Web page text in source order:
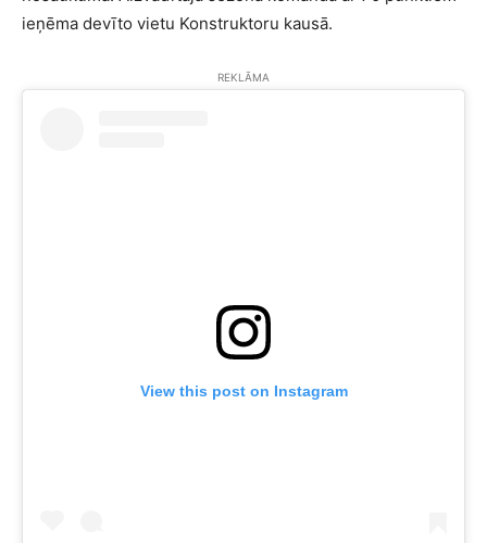
ieņēma devīto vietu Konstruktoru kausā.
REKLĀMA
View this post on Instagram